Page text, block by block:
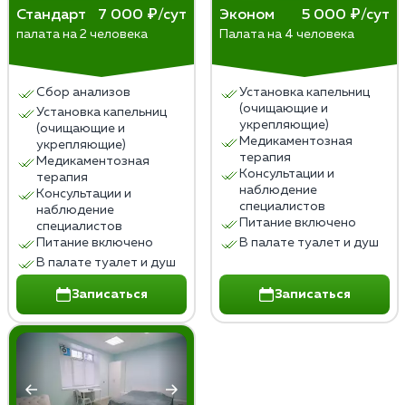
Стандарт 7 000 ₽/сут
палата на 2 человека
Сбор анализов
Установка капельниц
(очищающие и
укрепляющие)
Медикаментозная
терапия
Консультации и
наблюдение
специалистов
Питание включено
В палате туалет и душ
Записаться
Эконом 5 000 ₽/сут
Палата на 4 человека
Установка капельниц
(очищающие и
укрепляющие)
Медикаментозная
терапия
Консультации и
наблюдение
специалистов
Питание включено
В палате туалет и душ
Записаться